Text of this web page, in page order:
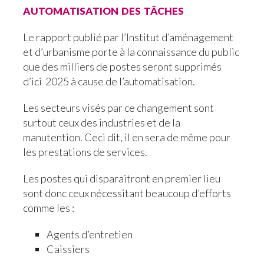
automatisation des tâches
Le rapport publié par l’Institut d’aménagement
et d’urbanisme porte à la connaissance du public
que des milliers de postes seront supprimés
d’ici 2025 à cause de l’automatisation.
Les secteurs visés par ce changement sont
surtout ceux des industries et de la
manutention. Ceci dit, il en sera de même pour
les prestations de services.
Les postes qui disparaitront en premier lieu
sont donc ceux nécessitant beaucoup d’efforts
comme les :
Agents d’entretien
Caissiers